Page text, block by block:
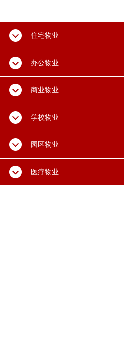
住宅物业
办公物业
商业物业
学校物业
园区物业
医疗物业